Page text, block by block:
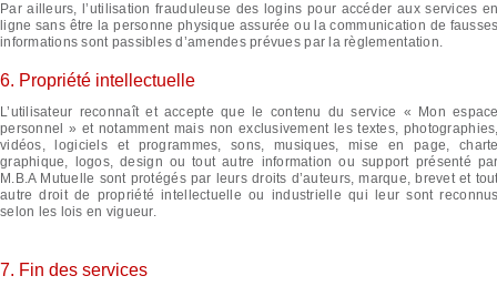
Par ailleurs, l’utilisation frauduleuse des logins pour accéder aux services
ligne sans être la personne physique assurée ou la communication de
informations sont passibles d’amendes prévues par la règlementation.
6. Propriété intellectuelle
L’utilisateur reconnaît et accepte que le contenu du service « Mon
personnel » et notamment mais non exclusivement les textes,
vidéos, logiciels et programmes, sons, musiques, mise en page,
graphique, logos, design ou tout autre information ou support présenté
M.B.A Mutuelle sont protégés par leurs droits d’auteurs, marque, brevet et
autre droit de propriété intellectuelle ou industrielle qui leur sont
selon les lois en vigueur.
7. Fin des services